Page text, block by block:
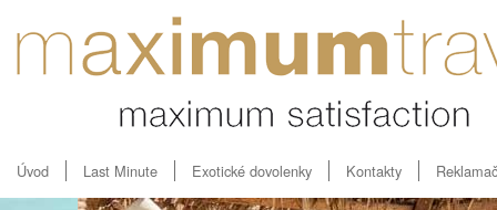
Úvod Last Minute Exotické dovolenky Kontakty